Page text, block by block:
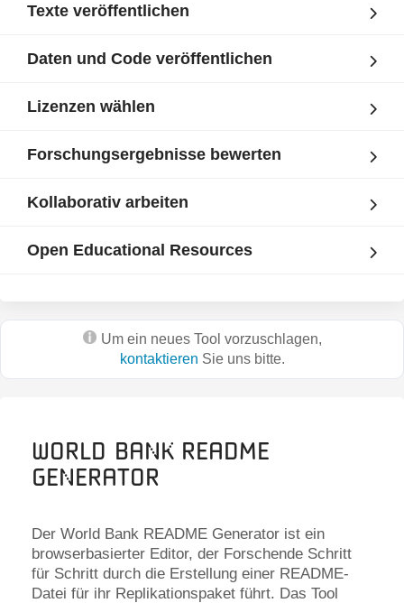
Texte veröffentlichen
Daten und Code veröffentlichen
Lizenzen wählen
Forschungsergebnisse bewerten
Kollaborativ arbeiten
Open Educational Resources
Um ein neues Tool vorzuschlagen,
kontaktieren Sie uns bitte.
World Bank README
Generator
Der World Bank README Generator ist ein
browserbasierter Editor, der Forschende Schritt
für Schritt durch die Erstellung einer README-
Datei für ihr Replikationspaket führt. Das Tool